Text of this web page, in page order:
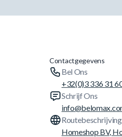
Contactgegevens
Bel Ons
+32(0)3 336 31
Schrijf Ons
Homeshop BV,